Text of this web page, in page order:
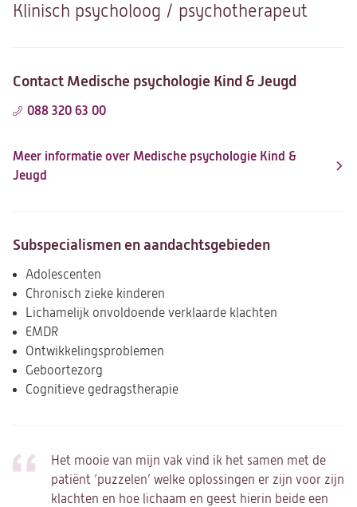
Klinisch psycholoog / psychotherapeut
Contact Medische psychologie Kind & Jeugd
088 320 63 00
Meer informatie over Medische psychologie Kind &
Jeugd
Subspecialismen en aandachtsgebieden
Adolescenten
Chronisch zieke kinderen
Lichamelijk onvoldoende verklaarde klachten
EMDR
Ontwikkelingsproblemen
Geboortezorg
Cognitieve gedragstherapie
Het mooie van mijn vak vind ik het samen met de
patiënt ‘puzzelen’ welke oplossingen er zijn voor zijn
klachten en hoe lichaam en geest hierin beide een